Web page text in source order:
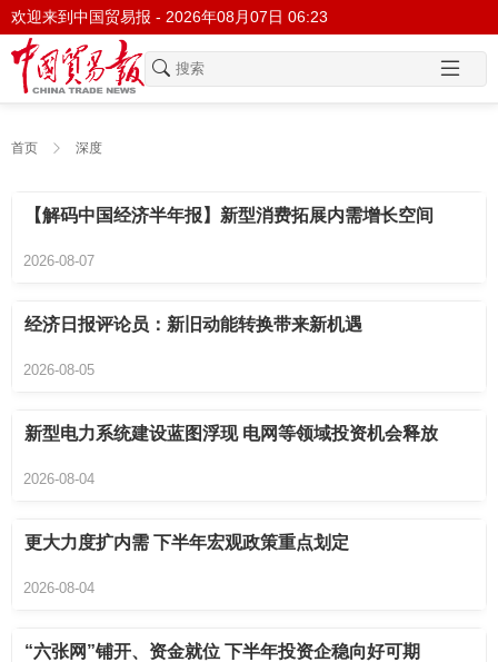
欢迎来到中国贸易报 - 2026年08月07日 06:23
首页 深度
【解码中国经济半年报】新型消费拓展内需增长空间
2026-08-07
经济日报评论员：新旧动能转换带来新机遇
2026-08-05
新型电力系统建设蓝图浮现 电网等领域投资机会释放
2026-08-04
更大力度扩内需 下半年宏观政策重点划定
2026-08-04
“六张网”铺开、资金就位 下半年投资企稳向好可期